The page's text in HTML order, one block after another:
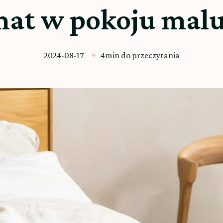
w pokoju
2024-08-17 4min do przeczytania